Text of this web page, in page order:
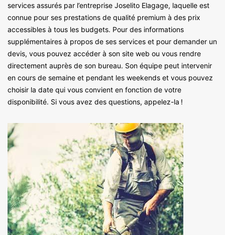
services assurés par l’entreprise Joselito Elagage, laquelle est
connue pour ses prestations de qualité premium à des prix
accessibles à tous les budgets. Pour des informations
supplémentaires à propos de ses services et pour demander un
devis, vous pouvez accéder à son site web ou vous rendre
directement auprès de son bureau. Son équipe peut intervenir
en cours de semaine et pendant les weekends et vous pouvez
choisir la date qui vous convient en fonction de votre
disponibilité. Si vous avez des questions, appelez-la !